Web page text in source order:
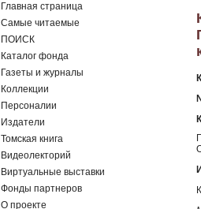
Главная страница
Самые читаемые
ПОИСК
Каталог фонда
Газеты и журналы
Коллекции
Персоналии
Издатели
Томская книга
Видеолекторий
Виртуальные выставки
Фонды партнеров
О проекте